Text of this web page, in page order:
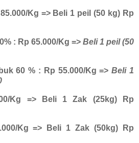
Kg => Beli 1 peil (50 kg) Rp
: Rp 65.000/Kg => Beli 1 peil (50
60 % : Rp 55.000/Kg =>Beli 1
Kg => Beli 1 Zak (25kg) Rp
Kg => Beli 1 Zak (50kg) Rp